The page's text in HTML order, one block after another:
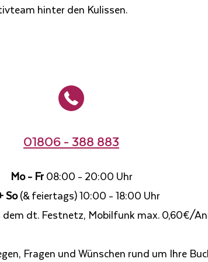
hinter den Kulissen.
01806 - 388 883
Mo - Fr 08:00 - 20:00 Uhr
So(& feiertags) 10:00 - 18:00 Uhr
dt. Festnetz, Mobilfunk max. 0,60€/
Fragen und Wünschen rund um Ihre